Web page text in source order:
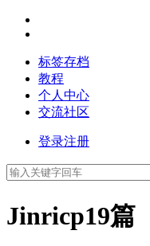
标签存档
教程
个人中心
交流社区
登录注册
Jinricp19篇